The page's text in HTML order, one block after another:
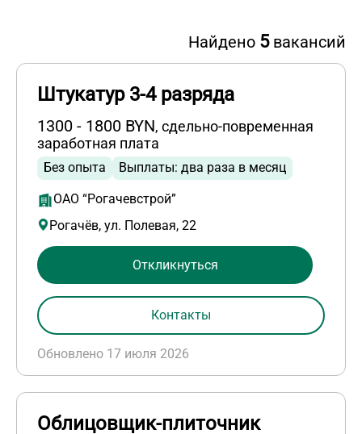
Найдено 5вакансий
Штукатур 3-4 разряда
1300 - 1800 BYN, сдельно-повременная
заработная плата
Без опыта Выплаты: два раза в месяц
ОАО “Рогачевстрой”
Рогачёв, ул. Полевая, 22
Обновлено 17 июля 2026
Откликнуться
Контакты
Облицовщик-плиточник